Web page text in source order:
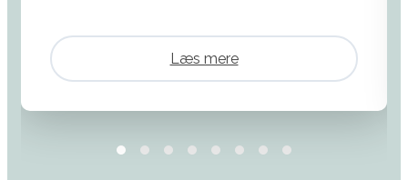
Læs mere